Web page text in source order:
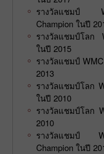
รางวัลแชมป์
Champion ในปี
รางวัลแชมป์โลก
ในปี 2015
รางวัลแชมป์
2013
รางวัลแชมป์โลก
ในปี 2010
รางวัลแชมป์โลก
2010
รางวัลแชมป์
Champion ในปี